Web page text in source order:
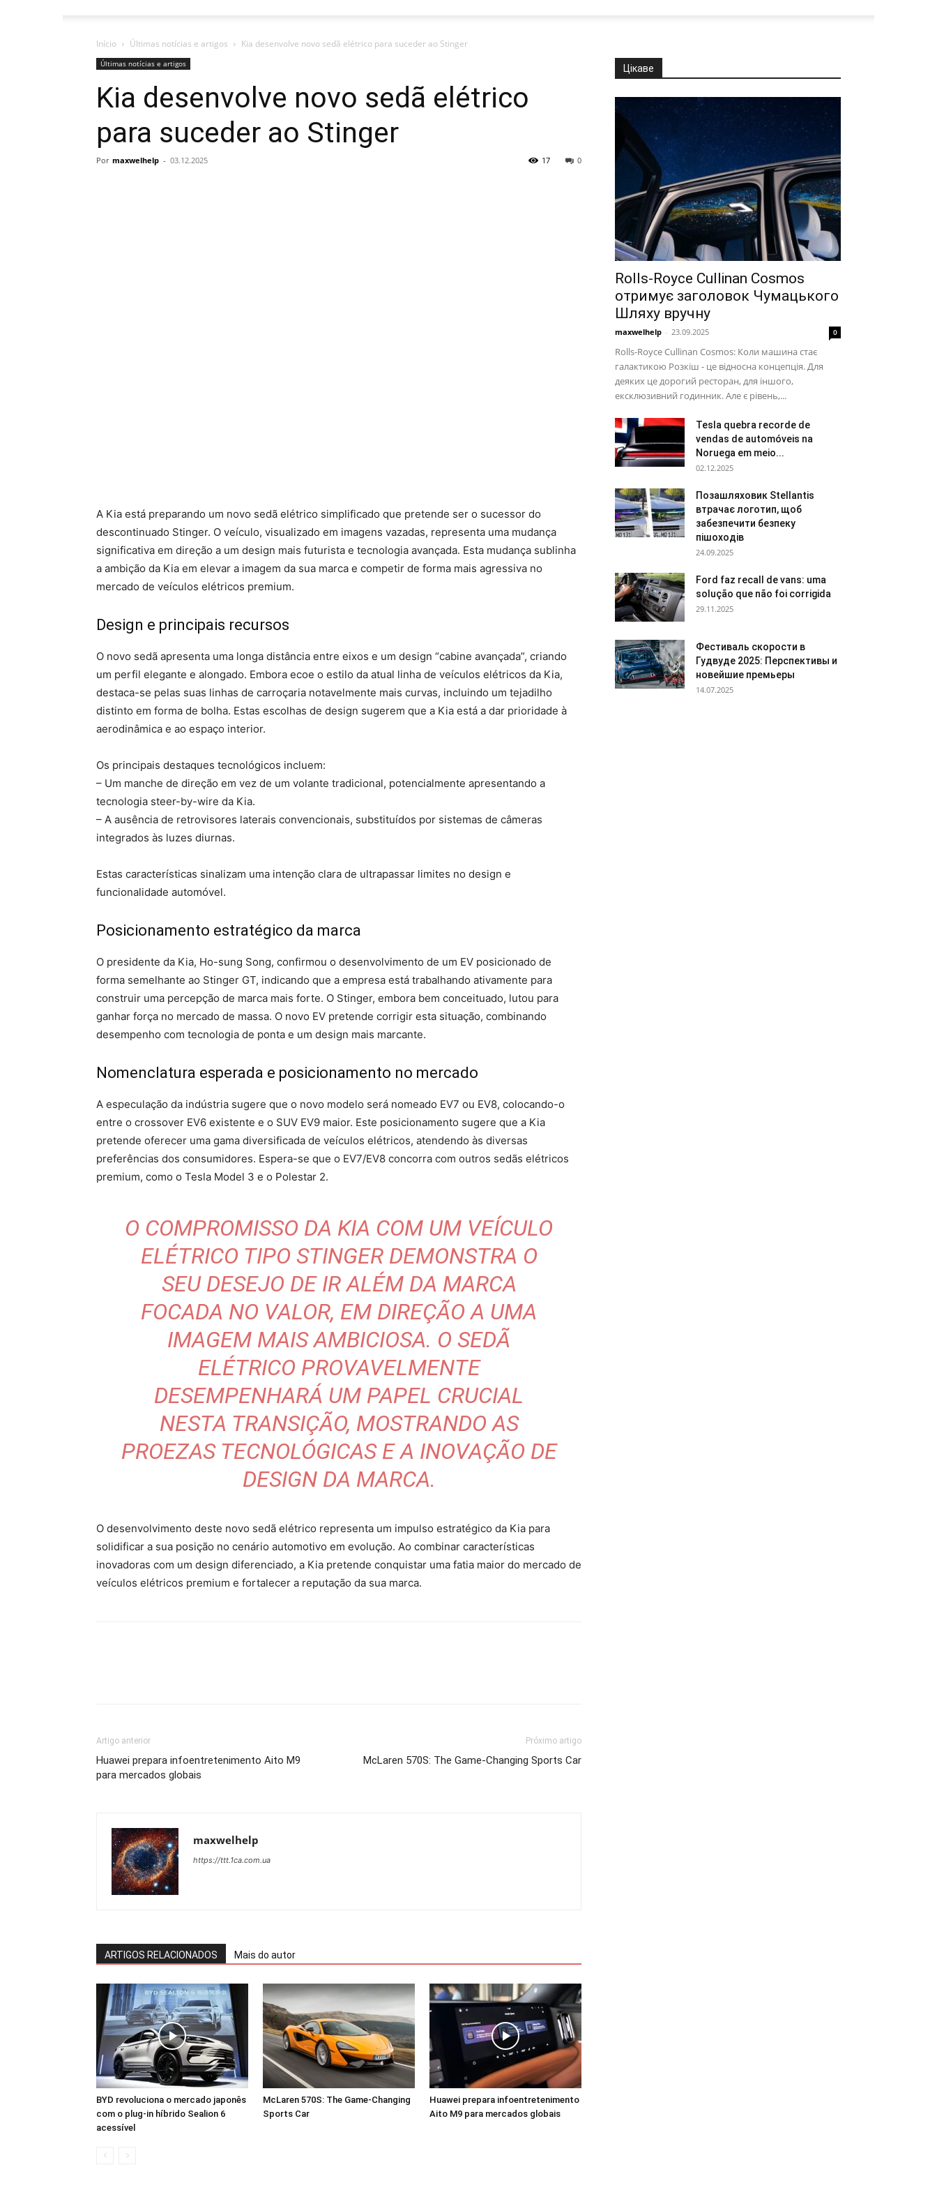
Início Últimas notícias e artigos Kia desenvolve novo sedã elétrico para suceder ao Stinger
Últimas notícias e artigos
Kia desenvolve novo sedã elétrico
para suceder ao Stinger
Por maxwelhelp - 03.12.2025 0
17
A Kia está preparando um novo sedã elétrico simplificado que pretende ser o sucessor do
descontinuado Stinger. O veículo, visualizado em imagens vazadas, representa uma mudança
significativa em direção a um design mais futurista e tecnologia avançada. Esta mudança sublinha
a ambição da Kia em elevar a imagem da sua marca e competir de forma mais agressiva no
mercado de veículos elétricos premium.
Design e principais recursos
O novo sedã apresenta uma longa distância entre eixos e um design “cabine avançada”, criando
um perfil elegante e alongado. Embora ecoe o estilo da atual linha de veículos elétricos da Kia,
destaca-se pelas suas linhas de carroçaria notavelmente mais curvas, incluindo um tejadilho
distinto em forma de bolha. Estas escolhas de design sugerem que a Kia está a dar prioridade à
aerodinâmica e ao espaço interior.
Os principais destaques tecnológicos incluem:
– Um manche de direção em vez de um volante tradicional, potencialmente apresentando a
tecnologia steer-by-wire da Kia.
– A ausência de retrovisores laterais convencionais, substituídos por sistemas de câmeras
integrados às luzes diurnas.
Estas características sinalizam uma intenção clara de ultrapassar limites no design e
funcionalidade automóvel.
Posicionamento estratégico da marca
O presidente da Kia, Ho-sung Song, confirmou o desenvolvimento de um EV posicionado de
forma semelhante ao Stinger GT, indicando que a empresa está trabalhando ativamente para
construir uma percepção de marca mais forte. O Stinger, embora bem conceituado, lutou para
ganhar força no mercado de massa. O novo EV pretende corrigir esta situação, combinando
desempenho com tecnologia de ponta e um design mais marcante.
Nomenclatura esperada e posicionamento no mercado
A especulação da indústria sugere que o novo modelo será nomeado EV7 ou EV8, colocando-o
entre o crossover EV6 existente e o SUV EV9 maior. Este posicionamento sugere que a Kia
pretende oferecer uma gama diversificada de veículos elétricos, atendendo às diversas
preferências dos consumidores. Espera-se que o EV7/EV8 concorra com outros sedãs elétricos
premium, como o Tesla Model 3 e o Polestar 2.
O COMPROMISSO DA KIA COM UM VEÍCULO
ELÉTRICO TIPO STINGER DEMONSTRA O
SEU DESEJO DE IR ALÉM DA MARCA
FOCADA NO VALOR, EM DIREÇÃO A UMA
IMAGEM MAIS AMBICIOSA. O SEDÃ
ELÉTRICO PROVAVELMENTE
DESEMPENHARÁ UM PAPEL CRUCIAL
NESTA TRANSIÇÃO, MOSTRANDO AS
PROEZAS TECNOLÓGICAS E A INOVAÇÃO DE
DESIGN DA MARCA.
O desenvolvimento deste novo sedã elétrico representa um impulso estratégico da Kia para
solidificar a sua posição no cenário automotivo em evolução. Ao combinar características
inovadoras com um design diferenciado, a Kia pretende conquistar uma fatia maior do mercado de
veículos elétricos premium e fortalecer a reputação da sua marca.
Artigo anterior
Huawei prepara infoentretenimento Aito M9
para mercados globais
Próximo artigo
McLaren 570S: The Game-Changing Sports Car
maxwelhelp
https://ttt.1ca.com.ua
ARTIGOS RELACIONADOS Mais do autor
BYD revoluciona o mercado japonês
com o plug-in híbrido Sealion 6
acessível
McLaren 570S: The Game-Changing
Sports Car
Huawei prepara infoentretenimento
Aito M9 para mercados globais
Цікаве
Rolls-Royce Cullinan Cosmos
отримує заголовок Чумацького
Шляху вручну
maxwelhelp - 23.09.2025 0
Rolls-Royce Cullinan Cosmos: Коли машина стає
галактикою Розкіш - це відносна концепція. Для
деяких це дорогий ресторан, для іншого,
ексклюзивний годинник. Але є рівень,...
Tesla quebra recorde de
vendas de automóveis na
Noruega em meio...
02.12.2025
Позашляховик Stellantis
втрачає логотип, щоб
забезпечити безпеку
пішоходів
24.09.2025
Ford faz recall de vans: uma
solução que não foi corrigida
29.11.2025
Фестиваль скорости в
Гудвуде 2025: Перспективы и
новейшие премьеры
14.07.2025